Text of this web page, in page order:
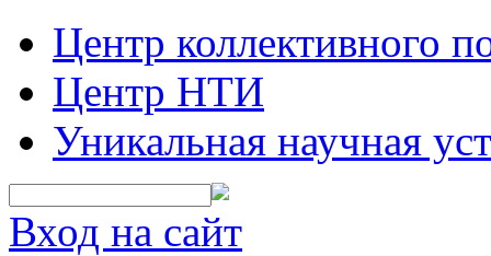
Центр коллективного
Центр НТИ
Уникальная научная
Вход на сайт